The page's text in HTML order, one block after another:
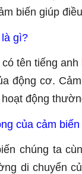
biến giúp
gì?
tên tiếng
động cơ.
động
của cảm
chúng ta
di chuyển